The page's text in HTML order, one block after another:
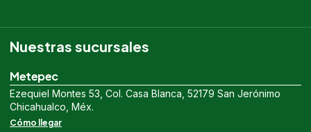
Nuestras sucursales
Metepec
Ezequiel Montes 53, Col. Casa Blanca, 52179 San Jerónimo
Chicahualco, Méx.
Cómo llegar